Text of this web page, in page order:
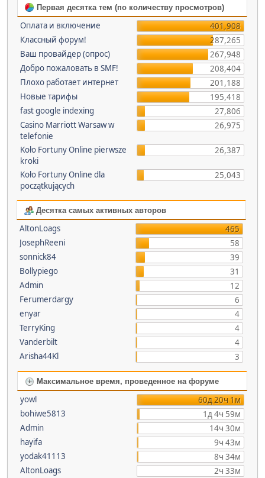
Первая десятка тем (по количеству просмотров)
Оплата и включение
401,908
Классный форум!
287,265
Ваш провайдер (опрос)
267,948
Добро пожаловать в SMF!
208,404
Плохо работает интернет
201,188
Новые тарифы
195,418
fast google indexing
27,806
Casino Marriott Warsaw w
telefonie
26,975
Koło Fortuny Online pierwsze
kroki
26,387
Koło Fortuny Online dla
początkujących
25,043
Десятка самых активных авторов
AltonLoags
465
JosephReeni
58
sonnick84
39
Bollypiego
31
Admin
12
Ferumerdargy
6
enyar
4
TerryKing
4
Vanderbilt
4
Arisha44Kl
3
Максимальное время, проведенное на форуме
yowl
60д 20ч 1м
bohiwe5813
1д 4ч 59м
Admin
14ч 30м
hayifa
9ч 43м
yodak41113
8ч 34м
AltonLoags
2ч 33м